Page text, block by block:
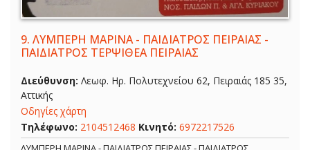
9. ΛΥΜΠΕΡΗ ΜΑΡΙΝΑ - ΠΑΙΔΙΑΤΡΟΣ ΠΕΙΡΑΙΑΣ -
ΠΑΙΔΙΑΤΡΟΣ ΤΕΡΨΙΘΕΑ ΠΕΙΡΑΙΑΣ
Διεύθυνση: Λεωφ. Ηρ. Πολυτεχνείου 62, Πειραιάς 185 35,
Αττικής
Οδηγίες χάρτη
Τηλέφωνο: 2104512468 Κινητό: 6972217526